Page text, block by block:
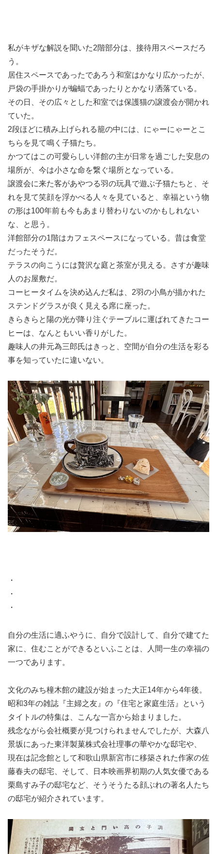
私がキザな解説を聞いた2階部分は、接待用スペースだろ
う。
居住スペースであったであろう和室はかなり広かったが、
戸袋の手掛かりが蝙蝠であったりとかなり洒落ている。
その日、その広々とした和室では保護猫の譲渡会が開かれ
ていた。
2段ほどに積み上げられる籠の中には、にゃーにゃーとこ
ちらを見て鳴く子猫たち。
かつてはこの可愛らしい洋館の主が日常を過ごした安息の
場所が、今は小さな命を繋ぐ場所となっている。
譲渡会に来た客があやつる羽の玩具で遊ぶ子猫たちと、そ
れを見て笑顔を浮かべる人々を見ていると、幸福という物
の形は100年前も今もあまり替わりないのかもしれない
な、と思う。
洋館部分の1階はカフェスペースになっている。昔は食堂
だったそうだ。
テラスの向こうには贅沢な庭と茶室が見える。さすが趣味
人のお屋敷だ。
コーヒータイムを決め込んだ私は、2羽の小鳥が描かれた
ステンドグラスが良く見える席に座った。
きらきらと陽の光が降り注ぐテーブルに運ばれてきたコー
ヒーは、なんともいい香りがした。
趣味人の井元為三郎氏はきっと、空間が自分の生活を彩る
事を知っていたに違いない。
・
・
・
自分の生活に適ふやうに、自分で設計して、自分で建てた
家に、住むことができるといふことは、人間一生の幸福の
一つであります。
文化のみち橦木館の建設が始まった大正14年から4年後。
昭和3年の雑誌『主婦之友』の『住宅と家庭生活』という
タイトルの特集は、こんな一言から始まりました。
残念ながら会社概要が見つけられませんでしたが、大森八
景坂にあった東洋製菓株式会社理事の華やかな邸宅や、
現在は記念館として和歌山県新宮市に移築された作家の佐
藤春夫の邸宅、そして、日本映画界初期の人気女優である
栗島すみ子の邸宅など、そうそうたる顔ぶれの著名人たち
の邸宅が紹介されています。